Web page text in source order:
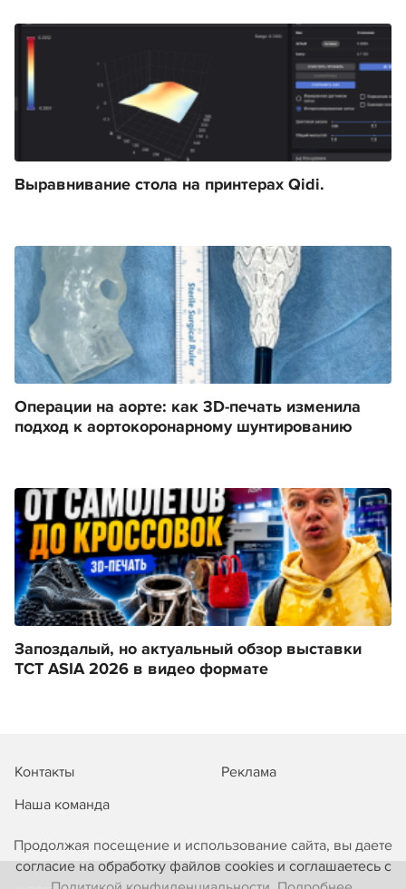
Продолжая посещение и использование сайта, вы даете
согласие на обработку файлов cookies и соглашаетесь с
Выравнивание стола на принтерах Qidi.
Операции на аорте: как 3D-печать изменила
подход к аортокоронарному шунтированию
Запоздалый, но актуальный обзор выставки
TCT ASIA 2026 в видео формате
Контакты
Реклама
Наша команда